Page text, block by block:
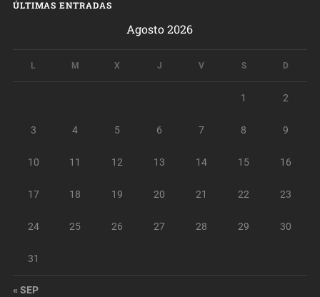
ÚLTIMAS ENTRADAS
Agosto 2026
L M X J V S D
1 2
3 4 5 6 7 8 9
10 11 12 13 14 15 16
17 18 19 20 21 22 23
24 25 26 27 28 29 30
31
« SEP